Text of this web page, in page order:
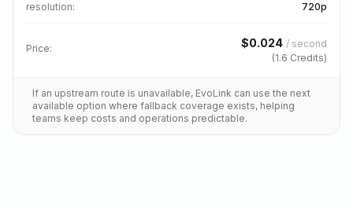
resolution: 720p
Price: $0.024 / second
(1.6 Credits)
If an upstream route is unavailable, EvoLink can use the next
available option where fallback coverage exists, helping
teams keep costs and operations predictable.